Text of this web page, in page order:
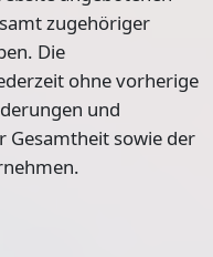
zugehöriger
Die
ohne vorherige
und
Gesamtheit sowie der